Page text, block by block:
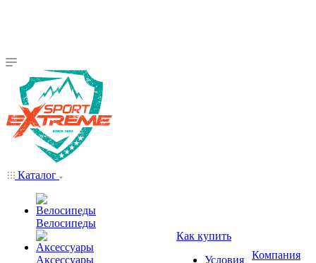
Каталог
Велосипеды
Аксессуары
Как купить
Условия
Компания